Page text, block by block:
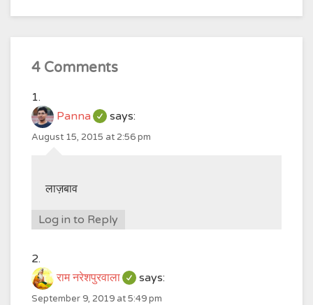
4 Comments
Panna says:
August 15, 2015 at 2:56 pm
लाज़बाव
Log in to Reply
राम नरेशपुरवाला says:
September 9, 2019 at 5:49 pm